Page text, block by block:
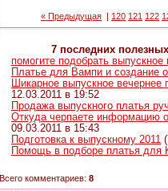
« Предыдущая | 120 121 122
7 последних
помогите подобрать выпускное
Платье для Вампи и создание
Шикарное выпускное
12.03.2011 в 19:52
Продажа выпускного платья
Откуда черпаете информацию
09.03.2011 в 15:43
Подготовка к выпускному 2011
Помощь в подборе платья для
Всего комментариев: 8